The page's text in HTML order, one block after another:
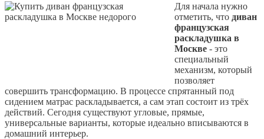
Для начала нужно
отметить, что диван
французская
раскладушка в
Москве - это
специальный
механизм, который
позволяет
совершить трансформацию. В процессе спрятанный под
сидением матрас раскладывается, а сам этап состоит из трёх
действий. Сегодня существуют угловые, прямые,
универсальные варианты, которые идеально вписываются в
домашний интерьер.